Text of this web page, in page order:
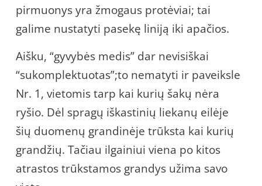
pirmuonys yra žmogaus protėviai; tai
galime nustatyti pasekę liniją iki apačios.
Aišku, “gyvybės medis” dar nevisiškai
“sukomplektuotas”;to nematyti ir paveiksle
Nr. 1, vietomis tarp kai kurių šakų nėra
ryšio. Dėl spragų iškastinių liekanų eilėje
šių duomenų grandinėje trūksta kai kurių
grandžių. Tačiau ilgainiui viena po kitos
atrastos trūkstamos grandys užima savo